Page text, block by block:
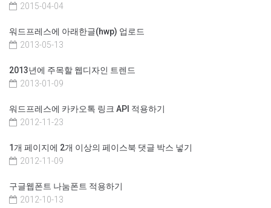
2015-04-04
워드프레스에 아래한글(hwp) 업로드
2013-05-13
2013년에 주목할 웹디자인 트렌드
2013-01-09
워드프레스에 카카오톡 링크 API 적용하기
2012-11-23
1개 페이지에 2개 이상의 페이스북 댓글 박스 넣기
2012-11-09
구글웹폰트 나눔폰트 적용하기
2012-10-13